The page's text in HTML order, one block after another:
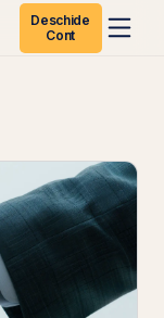
Deschide
Cont